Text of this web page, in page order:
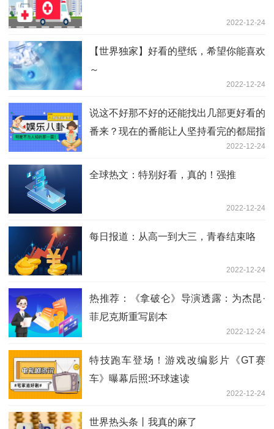
2022-12-24
【世界独家】好看的壁纸，希望你能喜欢
～
2022-12-24
说这不好那不好的还能找出几部更好看的
番来？现在的番能让人坚持看完的都屈指
2022-12-24
全球热文：特别好看，真的！强推
2022-12-24
每日报道：从高一到大三，青春结束咯
2022-12-24
热推荐：《拿破仑》导演透露：为杰昆·
菲尼克斯重写剧本
2022-12-24
特技跑车登场！游戏改编影片《GT赛
车》曝幕后照:环球速读
2022-12-24
世界热头条丨我真的麻了